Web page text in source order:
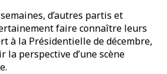
d’autres partis et
faire connaître leurs
à la Présidentielle de décembre,
la perspective d’une scène